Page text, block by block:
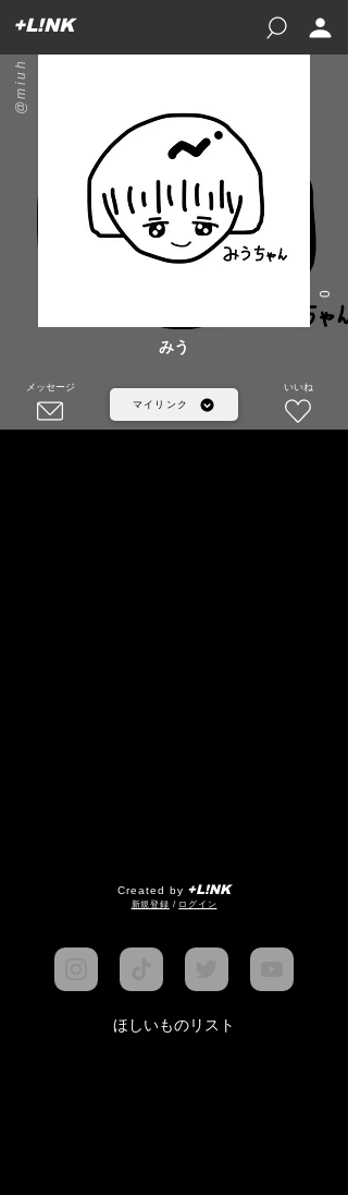
+L!NK
@miuh
0
みう
メッセージ
マイリンク
いいね
Created by +L!NK
​新規登録 / ログイン
ほしいものリスト